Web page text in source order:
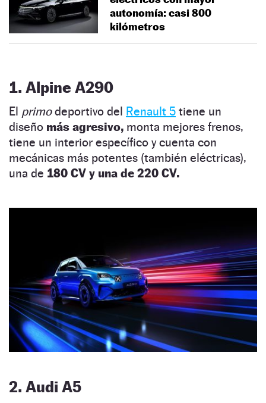
autonomía: casi 800
kilómetros
1. Alpine A290
El primodeportivo del Renault 5 tiene un
diseño más agresivo, monta mejores frenos,
tiene un interior específico y cuenta con
mecánicas más potentes (también eléctricas),
una de 180 CV y una de 220 CV.
2. Audi A5